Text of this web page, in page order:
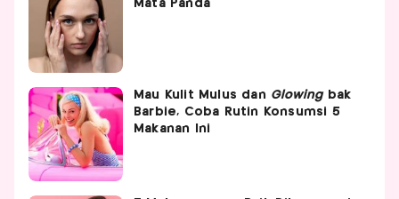
Mata Panda
Mau Kulit Mulus dan Glowingbak
Barbie, Coba Rutin Konsumsi 5
Makanan Ini